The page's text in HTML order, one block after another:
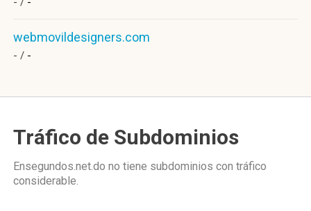
webmovildesigners.com
- / -
Tráfico de Subdominios
Ensegundos.net.do no tiene subdominios con tráfico
considerable.